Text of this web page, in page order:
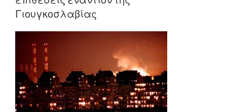
κτυπά
η
του
Ανδρέα
Παπανδρέου…”
Γιουγκοσλαβίας